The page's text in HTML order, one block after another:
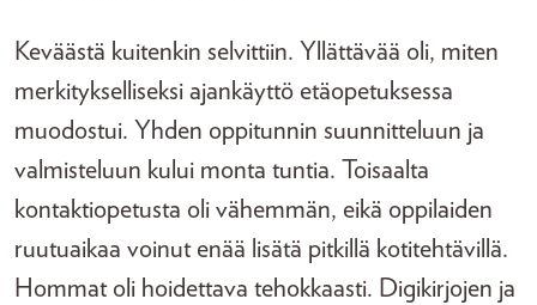
Keväästä kuitenkin selvittiin. Yllättävää oli, miten
merkitykselliseksi ajankäyttö etäopetuksessa
muodostui. Yhden oppitunnin suunnitteluun ja
valmisteluun kului monta tuntia. Toisaalta
kontaktiopetusta oli vähemmän, eikä oppilaiden
ruutuaikaa voinut enää lisätä pitkillä kotitehtävillä.
Hommat oli hoidettava tehokkaasti. Digikirjojen ja